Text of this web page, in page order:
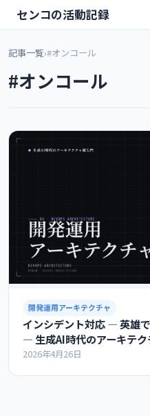
センコの活動記録
記事一覧›#オンコール
#オンコール
開発運用アーキテクチャ
インシデント対応 ― 英雄
― 生成AI時代のアーキテク
2026年4月26日